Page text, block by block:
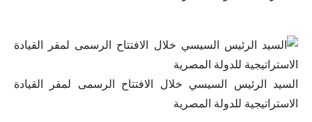
السيد الرئيس السيسي خلال الافتتاح الرسمى لمقر القيادة
الاستراتيجية للدولة المصرية